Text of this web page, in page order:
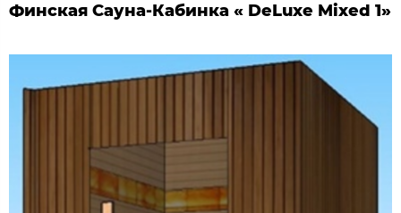
Финская Сауна-Кабинка « DeLuxe Mixed 1»